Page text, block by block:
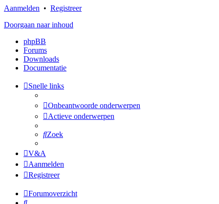
Aanmelden • Registreer
Doorgaan naar inhoud
phpBB
Forums
Downloads
Documentatie
Snelle links
Onbeantwoorde onderwerpen
Actieve onderwerpen
Zoek
V&A
Aanmelden
Registreer
Forumoverzicht
Zoek